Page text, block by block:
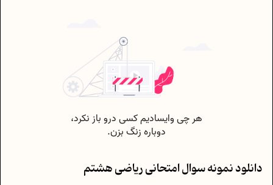
دانلود نمونه سوال امتحانی ریاضی هشتم